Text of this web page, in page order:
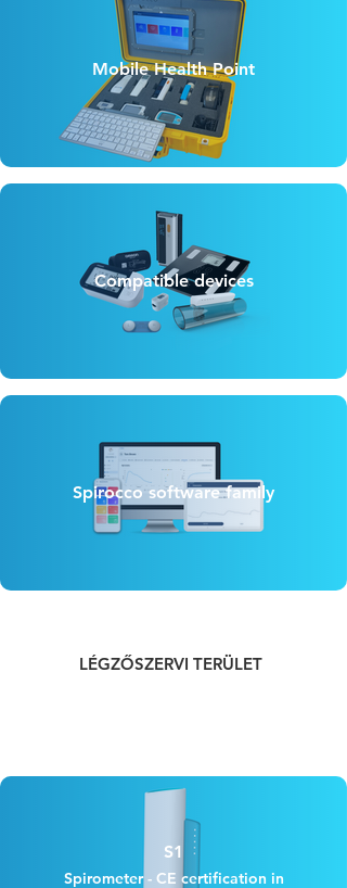
Mobile Health Point
Compatible devices
Spirocco software family
S1
Spirometer - CE certification in
LÉGZŐSZERVI TERÜLET